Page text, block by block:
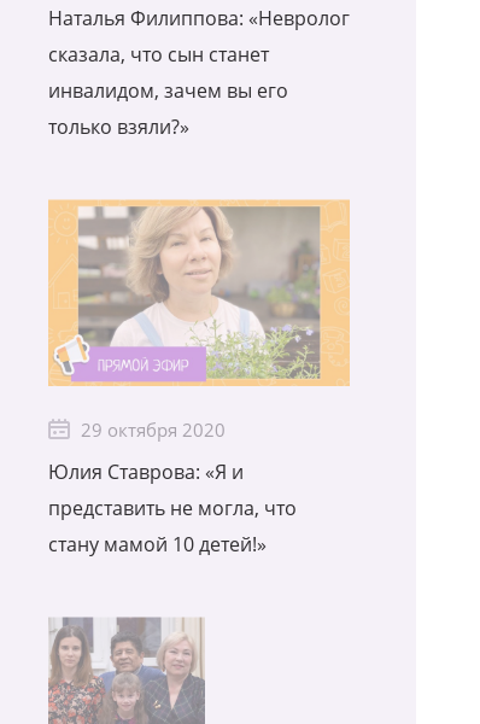
Наталья Филиппова: «Невролог
сказала, что сын станет
инвалидом, зачем вы его
только взяли?»
29 октября 2020
Юлия Ставрова: «Я и
представить не могла, что
стану мамой 10 детей!»